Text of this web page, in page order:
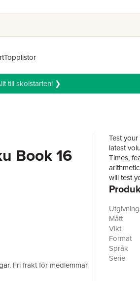
Topplistor
till skolstarten! ❯
Book 16
. Fri frakt för medlemmar
Test
latest
Times,
will test
taking
column
number
Su Doku
puzzles.
Mått
Vikt
Format
Språk
Serie